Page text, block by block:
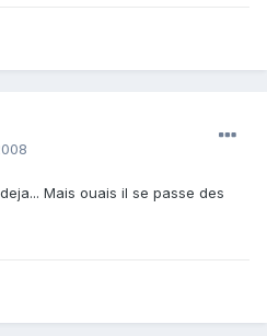
Mais ouais il se passe des